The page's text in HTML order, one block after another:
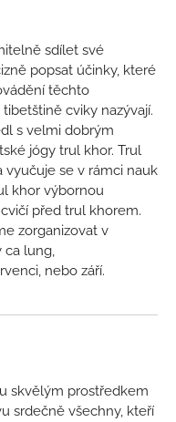
sdílet své
popsat účinky, které
těchto
tibetštině cviky nazývají.
s velmi dobrým
jógy trul khor. Trul
vyučuje se v rámci nauk
khor výbornou
před trul khorem.
zorganizovat v
ca lung,
nebo září.
skvělým prostředkem
srdečně všechny, kteří